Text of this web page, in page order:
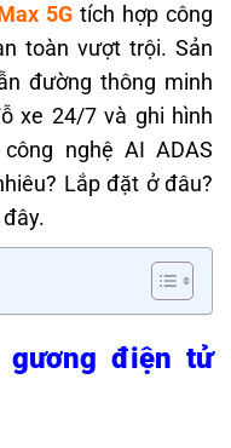
5G tích hợp công
toàn vượt trội. Sản
đường thông minh
xe 24/7 và ghi hình
nghệ AI ADAS
Lắp đặt ở đâu?
gương điện tử